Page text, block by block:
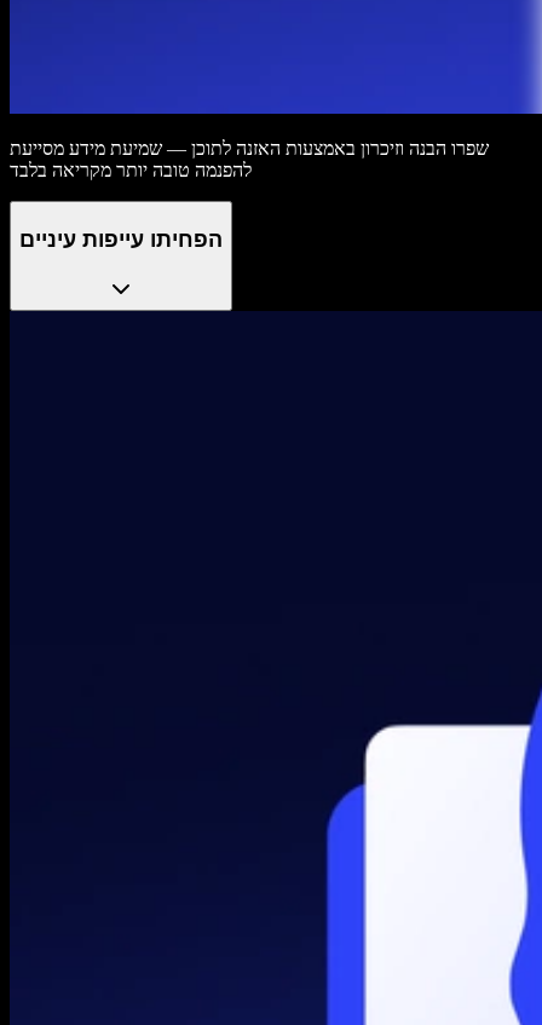
שפרו הבנה וזיכרון באמצעות האזנה לתוכן — שמיעת מידע מסייעת
להפנמה טובה יותר מקריאה בלבד
הפחיתו עייפות עיניים